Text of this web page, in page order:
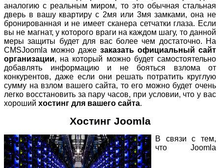
аналогию с реальным миром, то это обычная стальная
дверь в вашу квартиру с 2мя или 3мя замками, она не
бронированная и не имеет сканера сетчатки глаза. Если
вы не магнат, у которого враги на каждом шагу, то данной
меры защиты будет для вас более чем достаточно. На
CMSJoomla можно даже заказать официальный сайт
организации, на который можно будет самостоятельно
добавлять информацию и не бояться взлома от
конкурентов, даже если они решать потратить круглую
сумму на взлом вашего сайта, то его можно будет очень
легко восстановить за пару часов, при условии, что у вас
хороший хостинг для вашего сайта.
Хостинг Joomla
В связи с тем,
что Joomla